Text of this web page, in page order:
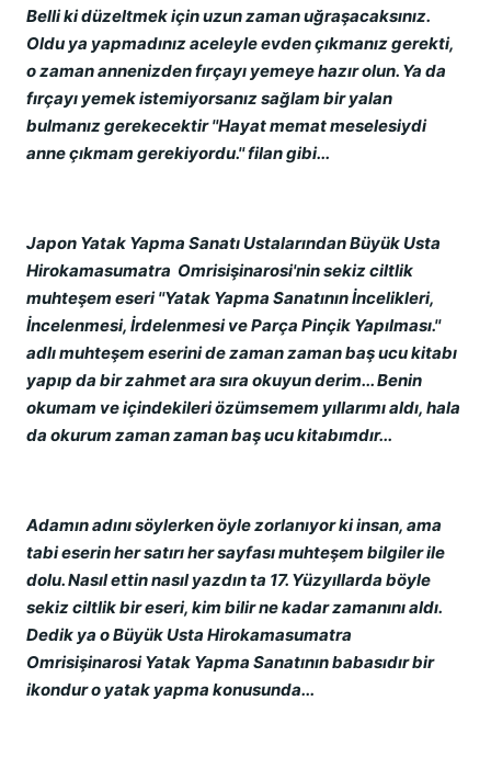
Belli ki düzeltmek için uzun zaman uğraşacaksınız.
Oldu ya yapmadınız aceleyle evden çıkmanız gerekti,
o zaman annenizden fırçayı yemeye hazır olun. Ya da
fırçayı yemek istemiyorsanız sağlam bir yalan
bulmanız gerekecektir ''Hayat memat meselesiydi
anne çıkmam gerekiyordu.'' filan gibi...
Japon Yatak Yapma Sanatı Ustalarından Büyük Usta
Hirokamasumatra Omrisişinarosi'nin sekiz ciltlik
muhteşem eseri ''Yatak Yapma Sanatının İncelikleri,
İncelenmesi, İrdelenmesi ve Parça Pinçik Yapılması.''
adlı muhteşem eserini de zaman zaman baş ucu kitabı
yapıp da bir zahmet ara sıra okuyun derim... Benin
okumam ve içindekileri özümsemem yıllarımı aldı, hala
da okurum zaman zaman baş ucu kitabımdır...
Adamın adını söylerken öyle zorlanıyor ki insan, ama
tabi eserin her satırı her sayfası muhteşem bilgiler ile
dolu. Nasıl ettin nasıl yazdın ta 17. Yüzyıllarda böyle
sekiz ciltlik bir eseri, kim bilir ne kadar zamanını aldı.
Dedik ya o Büyük Usta Hirokamasumatra
Omrisişinarosi Yatak Yapma Sanatının babasıdır bir
ikondur o yatak yapma konusunda...